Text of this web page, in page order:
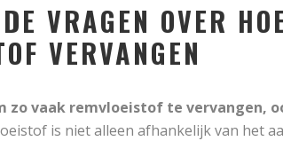
VRAGEN OVER
VERVANGEN
zo vaak remvloeistof te vervangen,
is niet alleen afhankelijk van het